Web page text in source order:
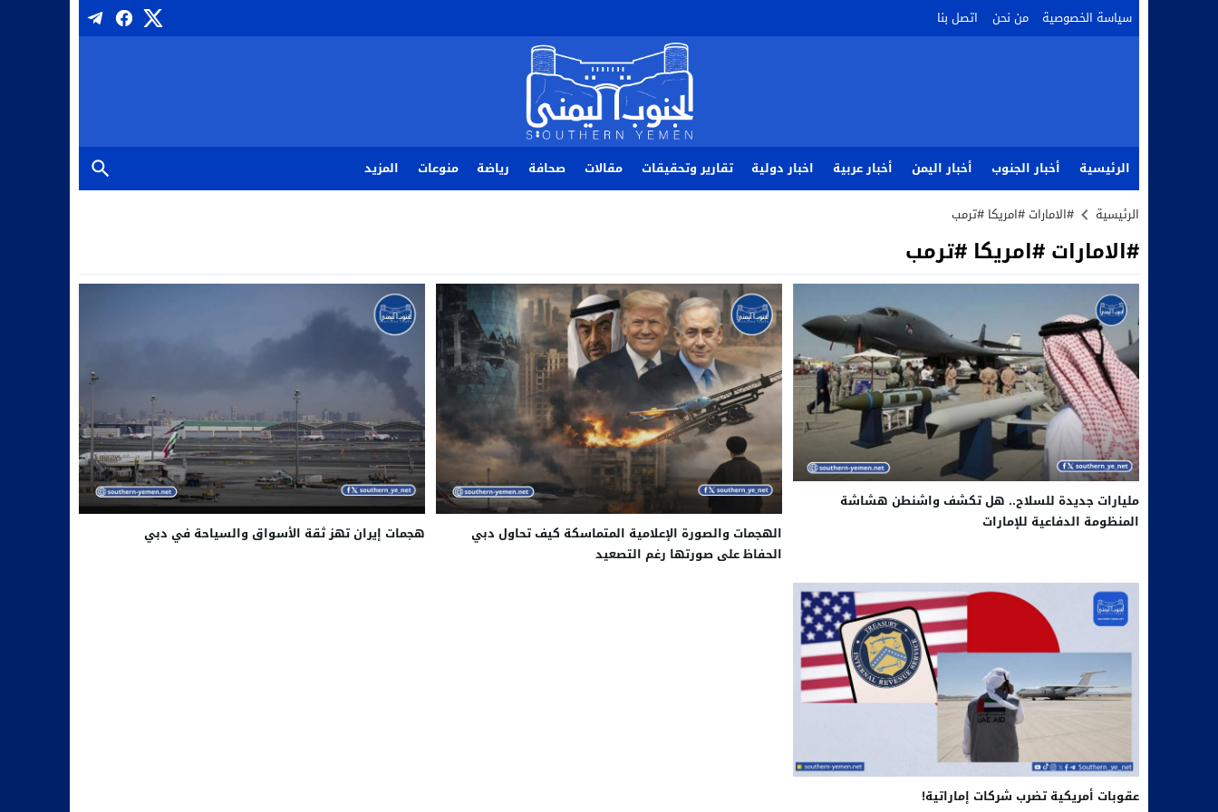
سياسة الخصوصية من نحن اتصل بنا
الرئيسية أخبار الجنوب أخبار اليمن أخبار عربية اخبار دولية تقارير وتحقيقات مقالات صحافة رياضة منوعات المزيد
الرئيسية #الامارات #امريكا #ترمب
#الامارات #امريكا #ترمب
مليارات جديدة للسلاح.. هل تكشف واشنطن هشاشة
المنظومة الدفاعية للإمارات
الهجمات والصورة الإعلامية المتماسكة كيف تحاول دبي
الحفاظ على صورتها رغم التصعيد
هجمات إيران تهز ثقة الأسواق والسياحة في دبي
عقوبات أمريكية تضرب شركات إماراتية!